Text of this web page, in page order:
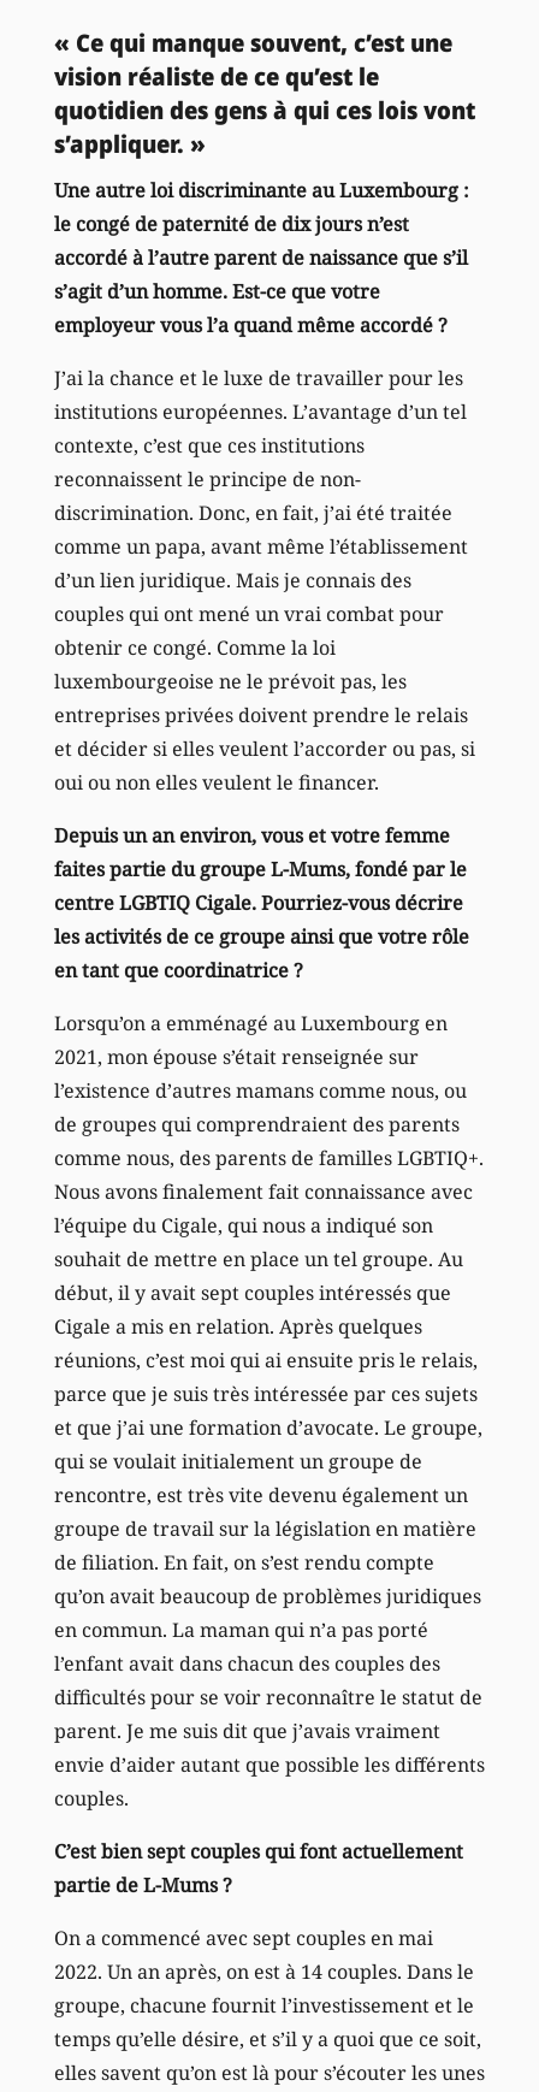
« Ce qui manque souvent, c’est une
vision réaliste de ce qu’est le
quotidien des gens à qui ces lois vont
s’appliquer. »
Une autre loi discriminante au Luxembourg :
le congé de paternité de dix jours n’est
accordé à l’autre parent de naissance que s’il
s’agit d’un homme. Est-ce que votre
employeur vous l’a quand même accordé ?
J’ai la chance et le luxe de travailler pour les
institutions européennes. L’avantage d’un tel
contexte, c’est que ces institutions
reconnaissent le principe de non-
discrimination. Donc, en fait, j’ai été traitée
comme un papa, avant même l’établissement
d’un lien juridique. Mais je connais des
couples qui ont mené un vrai combat pour
obtenir ce congé. Comme la loi
luxembourgeoise ne le prévoit pas, les
entreprises privées doivent prendre le relais
et décider si elles veulent l’accorder ou pas, si
oui ou non elles veulent le financer.
Depuis un an environ, vous et votre femme
faites partie du groupe L-Mums, fondé par le
centre LGBTIQ Cigale. Pourriez-vous décrire
les activités de ce groupe ainsi que votre rôle
en tant que coordinatrice ?
Lorsqu’on a emménagé au Luxembourg en
2021, mon épouse s’était renseignée sur
l’existence d’autres mamans comme nous, ou
de groupes qui comprendraient des parents
comme nous, des parents de familles LGBTIQ+.
Nous avons finalement fait connaissance avec
l’équipe du Cigale, qui nous a indiqué son
souhait de mettre en place un tel groupe. Au
début, il y avait sept couples intéressés que
Cigale a mis en relation. Après quelques
réunions, c’est moi qui ai ensuite pris le relais,
parce que je suis très intéressée par ces sujets
et que j’ai une formation d’avocate. Le groupe,
qui se voulait initialement un groupe de
rencontre, est très vite devenu également un
groupe de travail sur la législation en matière
de filiation. En fait, on s’est rendu compte
qu’on avait beaucoup de problèmes juridiques
en commun. La maman qui n’a pas porté
l’enfant avait dans chacun des couples des
difficultés pour se voir reconnaître le statut de
parent. Je me suis dit que j’avais vraiment
envie d’aider autant que possible les différents
couples.
C’est bien sept couples qui font actuellement
partie de L-Mums ?
On a commencé avec sept couples en mai
2022. Un an après, on est à 14 couples. Dans le
groupe, chacune fournit l’investissement et le
temps qu’elle désire, et s’il y a quoi que ce soit,
elles savent qu’on est là pour s’écouter les unes